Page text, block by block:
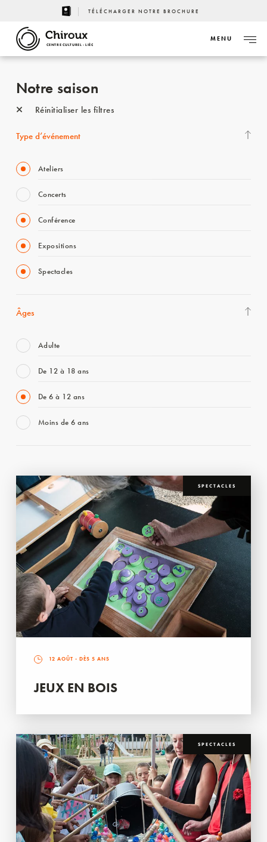
TÉLÉCHARGER NOTRE BROCHURE
CENTRE CULTUREL - LIÈGE
MENU
Notre saison
Réinitialiser les filtres
Type d’événement
Ateliers
Concerts
Conférence
Expositions
Spectacles
Âges
Adulte
De 12 à 18 ans
De 6 à 12 ans
Moins de 6 ans
SPECTACLES
12 AOÛT - DÈS 5 ANS
JEUX EN BOIS
SPECTACLES